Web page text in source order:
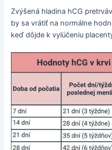
Zvýšená hladina hCG
by sa vrátiť na normálne
keď dôjde k vylúčeniu